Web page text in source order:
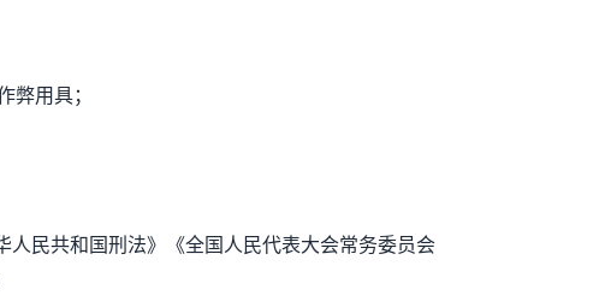
弊用具；
人民共和国刑法》《全国人民代表大会常务委员会